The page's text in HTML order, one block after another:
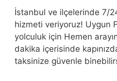
İstanbul ve ilçelerinde 7/
hizmeti veriyoruz! Uygun
yolculuk için Hemen
dakika içerisinde
taksinize güvenle